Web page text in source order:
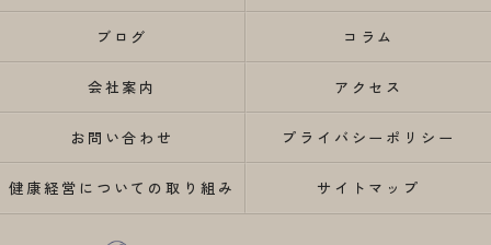
ブログ コラム
会社案内 アクセス
お問い合わせ プライバシーポリシー
健康経営についての取り組み サイトマップ